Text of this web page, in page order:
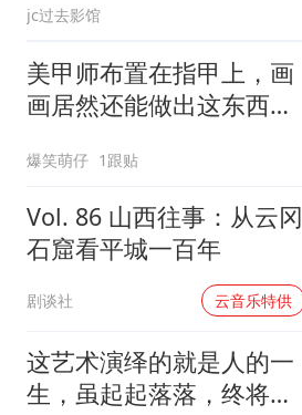
jc过去影馆
美甲师布置在指甲上，画
画居然还能做出这东西，
爆笑萌仔 1跟贴
Vol. 86 山西往事：从云冈
石窟看平城一百年
剧谈社 云音乐特供
这艺术演绎的就是人的一
生，虽起起落落，终将到